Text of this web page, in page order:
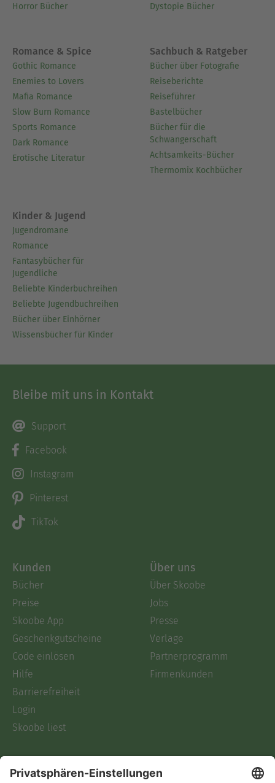
Horror Bücher
Dystopie Bücher
Romance & Spice
Gothic Romance
Enemies to Lovers
Mafia Romance
Slow Burn Romance
Sports Romance
Dark Romance
Erotische Literatur
Sachbuch & Ratgeber
Bücher über Fotografie
Reiseberichte
Reiseführer
Bastelbücher
Bücher für die
Schwangerschaft
Achtsamkeits-Bücher
Thermomix Kochbücher
Kinder & Jugend
Jugendromane
Romance
Fantasybücher für
Jugendliche
Beliebte Kinderbuchreihen
Beliebte Jugendbuchreihen
Bücher über Einhörner
Wissensbücher für Kinder
Bleibe mit uns in Kontakt
Support
Facebook
Instagram
Pinterest
TikTok
Kunden
Bücher
Preise
Skoobe App
Geschenkgutscheine
Code einlösen
Hilfe
Barrierefreiheit
Login
Skoobe liest
Über uns
Über Skoobe
Jobs
Presse
Verlage
Partnerprogramm
Firmenkunden
Rechtliches